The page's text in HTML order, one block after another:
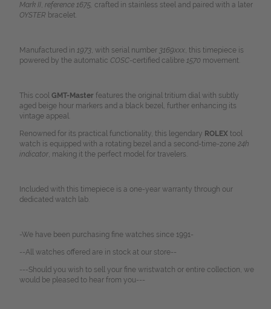
Mark II, reference 1675, crafted in stainless steel and paired with a later
OYSTER bracelet.
Manufactured in 1973, with serial number 3169xxx, this timepiece is
powered by the automatic COSC-certified calibre 1570movement.
This cool GMT-Master features the original tritium dial with subtly
aged beige hour markers and a black bezel, further enhancing its
vintage appeal.
Renowned for its practical functionality, this legendary ROLEXtool
watch is equipped with a rotating bezel and a second-time-zone 24h
indicator, making it the perfect model for travelers.
Included with this timepiece is a one-year warranty through our
dedicated watch lab.
-We have been purchasing fine watches since 1991-
--All watches offered are in stock at our store--
---Should you wish to sell your fine wristwatch or entire collection, we
would be pleased to hear from you---